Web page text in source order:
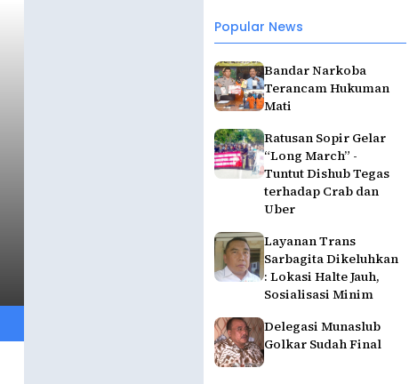
Popular News
Bandar Narkoba
Terancam Hukuman
Mati
Ratusan Sopir Gelar
“Long March” -
Tuntut Dishub Tegas
terhadap Crab dan
Uber
Layanan Trans
Sarbagita Dikeluhkan
: Lokasi Halte Jauh,
Sosialisasi Minim
Delegasi Munaslub
Golkar Sudah Final